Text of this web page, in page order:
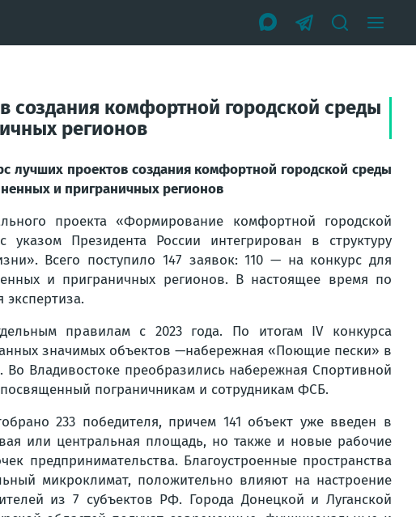
создания комфортной городской среды
регионов
лучших проектов создания комфортной городской среды
и приграничных регионов
проекта «Формирование комфортной городской
Президента России интегрирован в структуру
Всего поступило 147 заявок: 110 — на конкурс для
и приграничных регионов. В настоящее время по
экспертиза.
правилам с 2023 года. По итогам IV конкурса
значимых объектов —набережная «Поющие пески» в
Владивостоке преобразились набережная Спортивной
пограничникам и сотрудникам ФСБ.
233 победителя, причем 141 объект уже введен в
или центральная площадь, но также и новые рабочие
предпринимательства. Благоустроенные пространства
микроклимат, положительно влияют на настроение
из 7 субъектов РФ. Города Донецкой и Луганской